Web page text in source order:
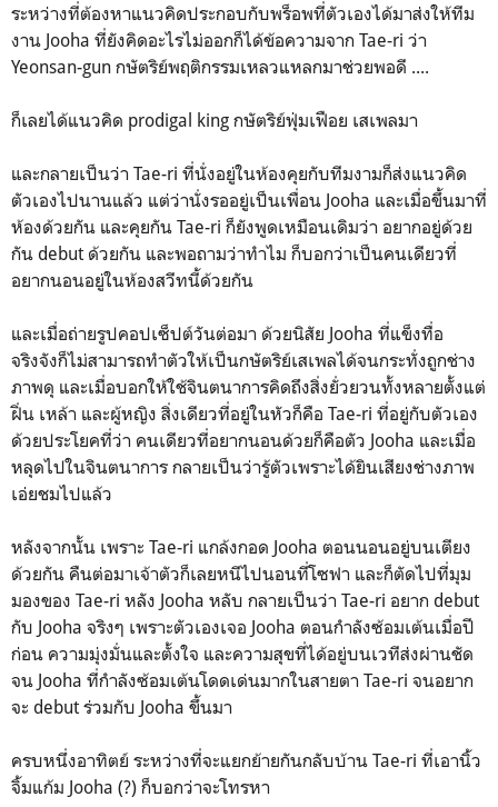
ระหว่างที่ต้องหาแนวคิดประกอบกับพร็อพที่ตัวเองได้มาส่งให้ทีม
งาน Jooha ที่ยังคิดอะไรไม่ออกก็ได้ข้อความจาก Tae-ri ว่า
Yeonsan-gun กษัตริย์พฤติกรรมเหลวแหลกมาช่วยพอดี ....
ก็เลยได้แนวคิด prodigal king กษัตริย์ฟุ่มเฟือย เสเพลมา
และกลายเป็นว่า Tae-ri ที่นั่งอยู่ในห้องคุยกับทีมงามก็ส่งแนวคิด
ตัวเองไปนานแล้ว แต่ว่านั่งรออยู่เป็นเพื่อน Jooha และเมื่อขึ้นมาที่
ห้องด้วยกัน และคุยกัน Tae-ri ก็ยังพูดเหมือนเดิมว่า อยากอยู่ด้วย
กัน debut ด้วยกัน และพอถามว่าทำไม ก็บอกว่าเป็นคนเดียวที่
อยากนอนอยู่ในห้องสวีทนี้ด้วยกัน
และเมื่อถ่ายรูปคอปเซ็ปต์วันต่อมา ด้วยนิสัย Jooha ที่แข็งทื่อ
จริงจังก็ไม่สามารถทำตัวให้เป็นกษัตริย์เสเพลได้จนกระทั่งถูกช่าง
ภาพดุ และเมื่อบอกให้ใช้จินตนาการคิดถึงสิ่งยั่วยวนทั้งหลายตั้งแต่
ฝิ่น เหล้า และผู้หญิง สิ่งเดียวที่อยู่ในหัวก็คือ Tae-ri ที่อยู่กับตัวเอง
ด้วยประโยคที่ว่า คนเดียวที่อยากนอนด้วยก็คือตัว Jooha และเมื่อ
หลุดไปในจินตนาการ กลายเป็นว่ารู้ตัวเพราะได้ยินเสียงช่างภาพ
เอ่ยชมไปแล้ว
หลังจากนั้น เพราะ Tae-ri แกล้งกอด Jooha ตอนนอนอยู่บนเตียง
ด้วยกัน คืนต่อมาเจ้าตัวก็เลยหนีไปนอนที่โซฟา และก็ตัดไปที่มุม
มองของ Tae-ri หลัง Jooha หลับ กลายเป็นว่า Tae-ri อยาก debut
กับ Jooha จริงๆ เพราะตัวเองเจอ Jooha ตอนกำลังซ้อมเต้นเมื่อปี
ก่อน ความมุ่งมั่นและตั้งใจ และความสุขที่ได้อยู่บนเวทีส่งผ่านชัด
จน Jooha ที่กำลังซ้อมเต้นโดดเด่นมากในสายตา Tae-ri จนอยาก
จะ debut ร่วมกับ Jooha ขึ้นมา
ครบหนึ่งอาทิตย์ ระหว่างที่จะแยกย้ายกันกลับบ้าน Tae-ri ที่เอานิ้ว
จิ้มแก้ม Jooha (?) ก็บอกว่าจะโทรหา